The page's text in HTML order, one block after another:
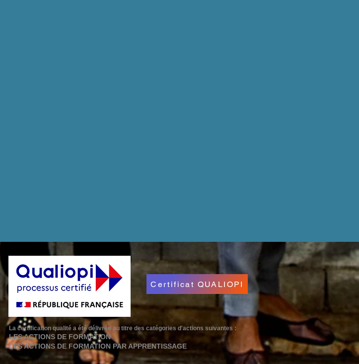
La certification qualité a été délivrée au titre des catégories d'actions suivantes :
LES ACTIONS DE FORMATION
LES ACTIONS DE FORMATION PAR APPRENTISSAGE
Certificat QUALIOPI